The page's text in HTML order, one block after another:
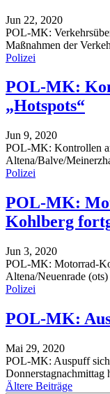
Jun 22, 2020
POL-MK:
Maßnahmen der
Polizei
POL-MK:
„Hotspots“
Jun 9, 2020
POL-MK: Kontrollen
Altena/Balve/
Polizei
POL-MK:
Kohlberg
Jun 3, 2020
POL-MK: Motorrad-
Altena/Neuenrade
Polizei
POL-MK:
Mai 29, 2020
POL-MK: Auspuff
Donnerstagnachmittag
Ältere Beiträge